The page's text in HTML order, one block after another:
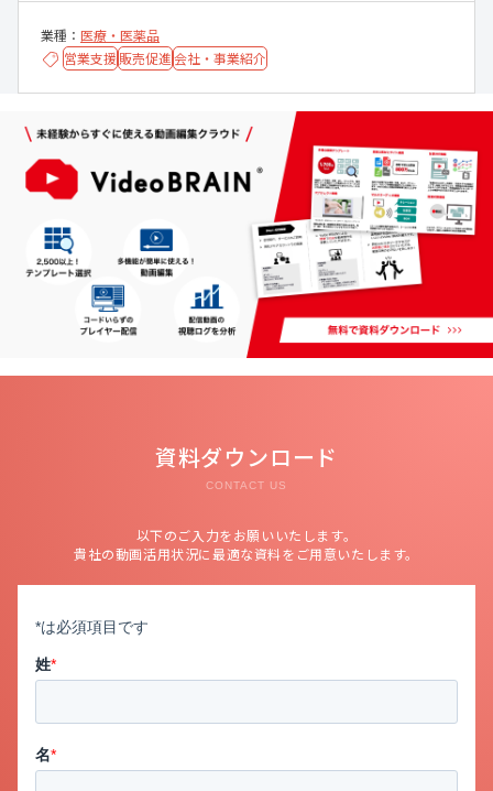
業種： 医療・医薬品
営業支援 販売促進会社・事業紹介
資料ダウンロード
CONTACT US
以下のご入力をお願いいたします。
貴社の動画活用状況に最適な資料をご用意いたします。